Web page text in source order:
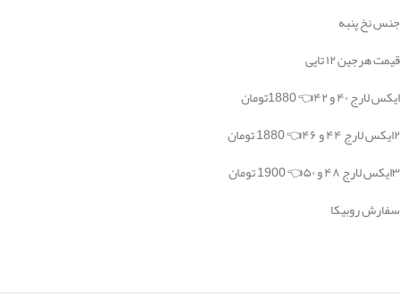
جنس نخ پنبه
قیمت هرجین ۱۲ تایی
ایکس لارج ۴۰ و ۴۲👈 1880تومان
۲ایکس لارج ۴۴ و ۴۶👈 1880 تومان
۳ایکس لارج ۴۸ و ۵۰👈 1900 تومان
سفارش روبیکا